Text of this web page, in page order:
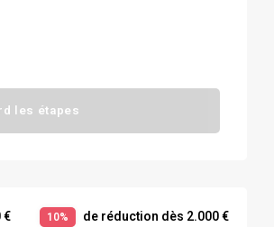
les étapes
€ 10% de réduction dès 2.000 €